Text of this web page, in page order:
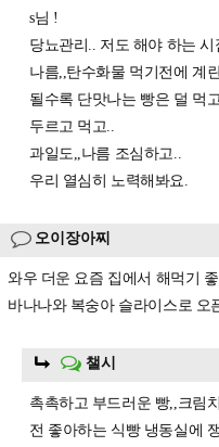
s님 !
당뇨관리.. 저도 해야 하는 시
나름,,탄수화물 먹기전에 계
될수록 단맛나는 빵은 덜 먹
두르고 먹고..
과일도,,나름 조심하고..
우리 열심히 노력해봐요.
오이장아찌
와우 더운 요즘 집에서 해먹기
바나나와 복숭아 슬라이스로 오
챌시
촉촉하고 부드러운 빵,,크림
전 좋아하는 식빵 냉동실에